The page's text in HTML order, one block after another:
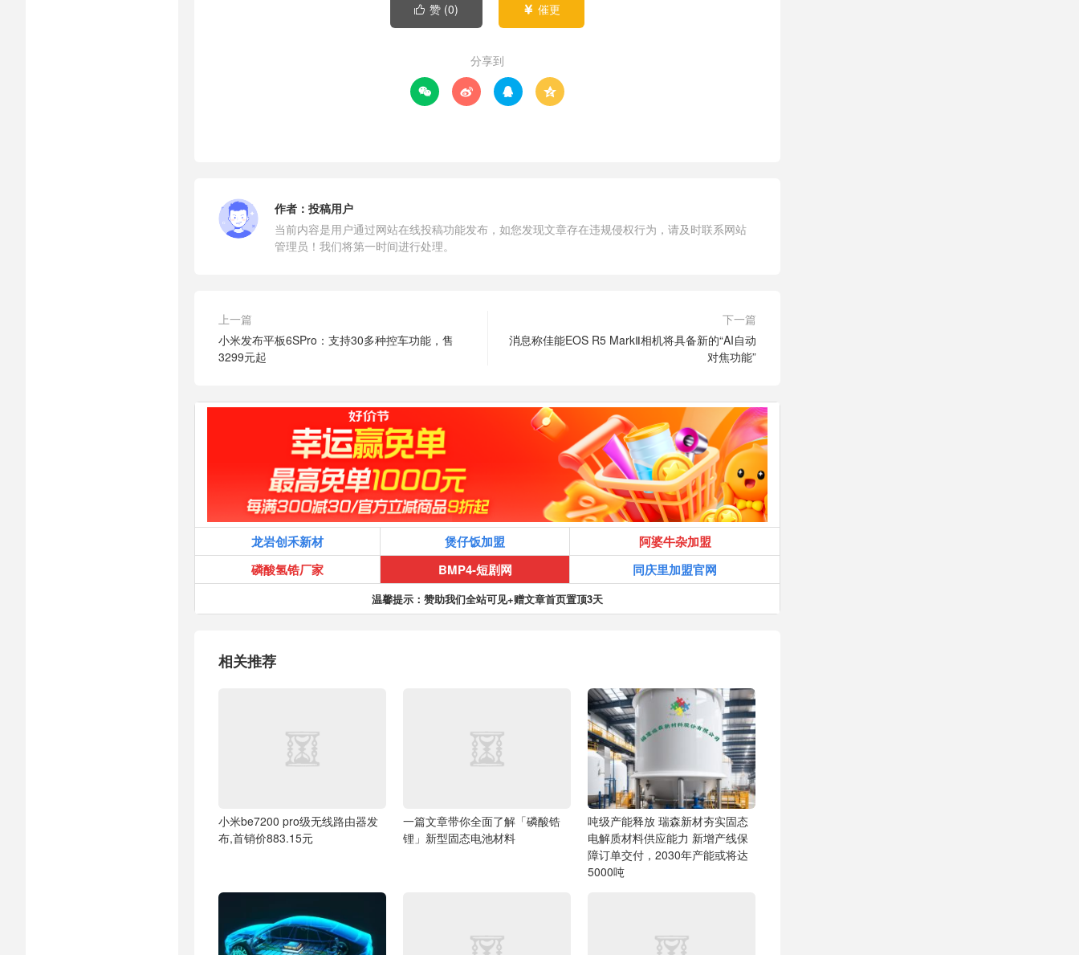
 赞 (0)  催更
分享到
   
作者： 投稿用户
当前内容是用户通过网站在线投稿功能发布，如您发现文章存在违规侵权行为，请及时联系网站
管理员！我们将第一时间进行处理。
上一篇
小米发布平板6SPro：支持30多种控车功能，售
3299元起
下一篇
消息称佳能EOS R5 MarkⅡ相机将具备新的“AI自动
对焦功能”
龙岩创禾新材 煲仔饭加盟
阿婆牛杂加盟
磷酸氢锆厂家
BMP4-短剧网 同庆里加盟官网
温馨提示：赞助我们全站可见+赠文章首页置顶3天
相关推荐
小米be7200 pro级无线路由器发
布,首销价883.15元
一篇文章带你全面了解「磷酸锆
锂」新型固态电池材料
吨级产能释放 瑞森新材夯实固态
电解质材料供应能力 新增产线保
障订单交付，2030年产能或将达
5000吨